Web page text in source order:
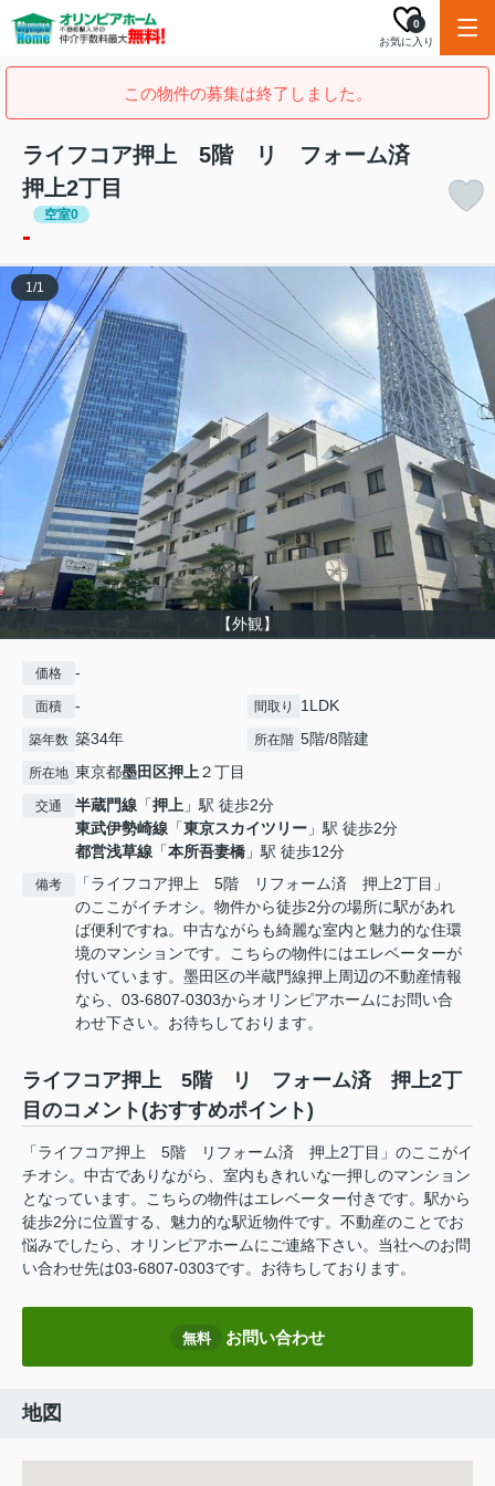
お気に入り
0
この物件の募集は終了しました。
ライフコア押上 5階 リ フォーム済
押上2丁目
空室0
-
【外観】
1/1
価格 -
面積 - 間取り 1LDK
築年数 築34年 所在階 5階/8階建
所在地 東京都墨田区押上２丁目
交通 半蔵門線 「押上 」駅 徒歩2分
東武伊勢崎線 「東京スカイツリー 」駅 徒歩2分
都営浅草線 「本所吾妻橋 」駅 徒歩12分
備考
「ライフコア押上 5階 リフォーム済 押上2丁目」
のここがイチオシ。物件から徒歩2分の場所に駅があれ
ば便利ですね。中古ながらも綺麗な室内と魅力的な住環
境のマンションです。こちらの物件にはエレベーターが
付いています。墨田区の半蔵門線押上周辺の不動産情報
なら、03-6807-0303からオリンピアホームにお問い合
わせ下さい。お待ちしております。
ライフコア押上 5階 リ フォーム済 押上2丁
目のコメント(おすすめポイント)
「ライフコア押上 5階 リフォーム済 押上2丁目」のここがイ
チオシ。中古でありながら、室内もきれいな一押しのマンション
となっています。こちらの物件はエレベーター付きです。駅から
徒歩2分に位置する、魅力的な駅近物件です。不動産のことでお
悩みでしたら、オリンピアホームにご連絡下さい。当社へのお問
い合わせ先は03-6807-0303です。お待ちしております。
無料 お問い合わせ
地図